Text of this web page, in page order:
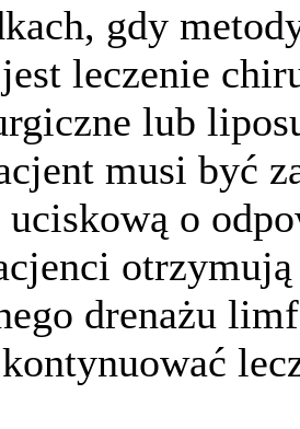
gdy
leczenie
lub
musi być
uciskową o
drenażu